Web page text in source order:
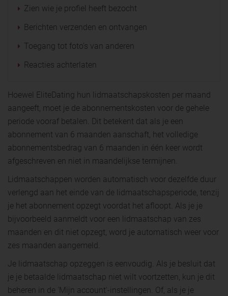
Zien wie je profiel heeft bezocht
Berichten verzenden en ontvangen
Toegang tot foto’s van anderen
Reacties achterlaten
Hoewel EliteDating hun lidmaatschapskosten per maand
aangeeft, moet je de abonnementskosten voor de gehele
periode vooraf betalen. Dit betekent dat als je een
abonnement van 6 maanden aanschaft, het volledige
abonnementsbedrag van 6 maanden in één keer wordt
afgeschreven en niet in maandelijkse termijnen.
Lidmaatschappen worden automatisch voor dezelfde duur
verlengd aan het einde van de lidmaatschapsperiode, tenzij
je het abonnement opzegt voordat het afloopt. Als je je
bijvoorbeeld aanmeldt voor een lidmaatschap van zes
maanden en dit niet opzegt, word je automatisch weer voor
zes maanden aangemeld.
Je lidmaatschap opzeggen is eenvoudig. Als je besluit dat
je je betaalde lidmaatschap niet wilt voortzetten, kun je dit
beheren in de 'Mijn account'-instellingen. Of, als je je